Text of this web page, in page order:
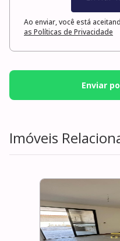
Ao enviar, você está
as Políticas de Privacidade
Enviar
Imóveis